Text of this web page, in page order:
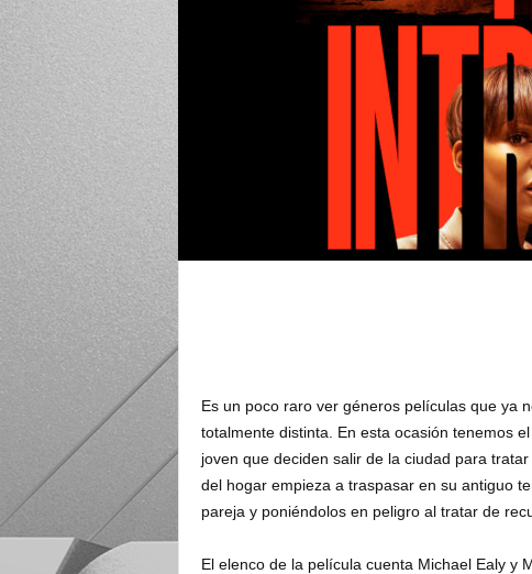
Es un poco raro ver géneros películas que ya
totalmente distinta. En esta ocasión tenemos
joven que deciden salir de la ciudad para
del hogar empieza a traspasar en su antiguo
pareja y poniéndolos en peligro al tratar de
El elenco de la película cuenta Michael Ealy y